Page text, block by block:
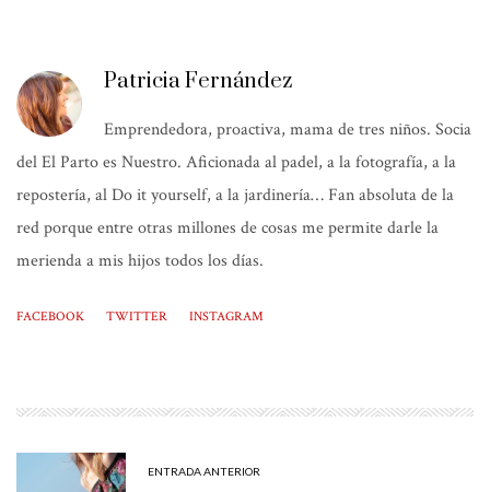
Patricia Fernández
Emprendedora, proactiva, mama de tres niños. Socia
del El Parto es Nuestro. Aficionada al padel, a la fotografía, a la
repostería, al Do it yourself, a la jardinería… Fan absoluta de la
red porque entre otras millones de cosas me permite darle la
merienda a mis hijos todos los días.
FACEBOOK TWITTER INSTAGRAM
ENTRADA ANTERIOR